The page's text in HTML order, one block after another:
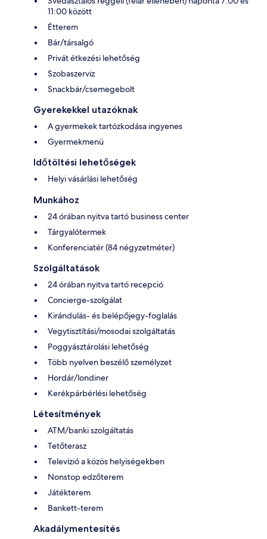
11:00 között
Étterem
Bár/társalgó
Privát étkezési lehetőség
Szobaszerviz
Snackbár/csemegebolt
Gyerekekkel utazóknak
A gyermekek tartózkodása ingyenes
Gyermekmenü
Időtöltési lehetőségek
Helyi vásárlási lehetőség
Munkához
24 órában nyitva tartó business center
Tárgyalótermek
Konferenciatér (84 négyzetméter)
Szolgáltatások
24 órában nyitva tartó recepció
Concierge-szolgálat
Kirándulás- és belépőjegy-foglalás
Vegytisztítási/mosodai szolgáltatás
Poggyásztárolási lehetőség
Több nyelven beszélő személyzet
Hordár/londiner
Kerékpárbérlési lehetőség
Létesítmények
ATM/banki szolgáltatás
Tetőterasz
Televízió a közös helyiségekben
Nonstop edzőterem
Játékterem
Bankett-terem
Akadálymentesítés